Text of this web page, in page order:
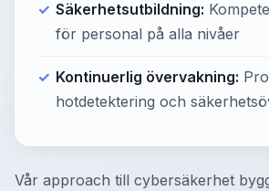
Säkerhetsutbildning:
för personal på alla nivåer
Kontinuerlig övervakning:
hotdetektering och
Vår approach till cybersäkerhet